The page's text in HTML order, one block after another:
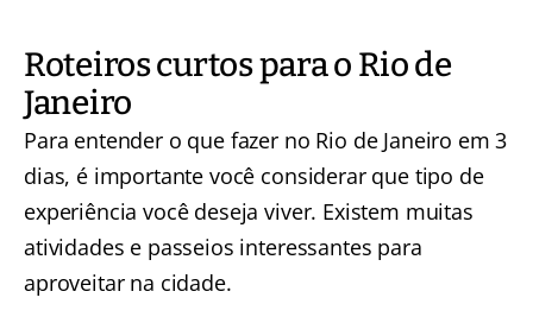
Roteiros curtos para o Rio de
Janeiro
Para entender o que fazer no Rio de Janeiro em 3
dias, é importante você considerar que tipo de
experiência você deseja viver. Existem muitas
atividades e passeios interessantes para
aproveitar na cidade.